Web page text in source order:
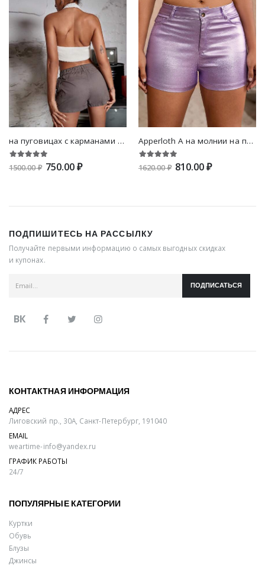
на пуговицах с карманами на молнии Одноцветный Повседневный Женские шорты
1500.00 ₽ 750.00 ₽
Apperloth A на молнии на пуговицах с карманами Одноцветный Повседневный Женские шорты
1620.00 ₽ 810.00 ₽
ПОДПИШИТЕСЬ НА РАССЫЛКУ
Получайте первыми информацию о самых выгодных скидках
и купонах.
ПОДПИСАТЬСЯ
ВК
КОНТАКТНАЯ ИНФОРМАЦИЯ
АДРЕС
Лиговский пр., 30А, Санкт-Петербург, 191040
EMAIL
weartime-info@yandex.ru
ГРАФИК РАБОТЫ
24/7
ПОПУЛЯРНЫЕ КАТЕГОРИИ
Куртки
Обувь
Блузы
Джинсы